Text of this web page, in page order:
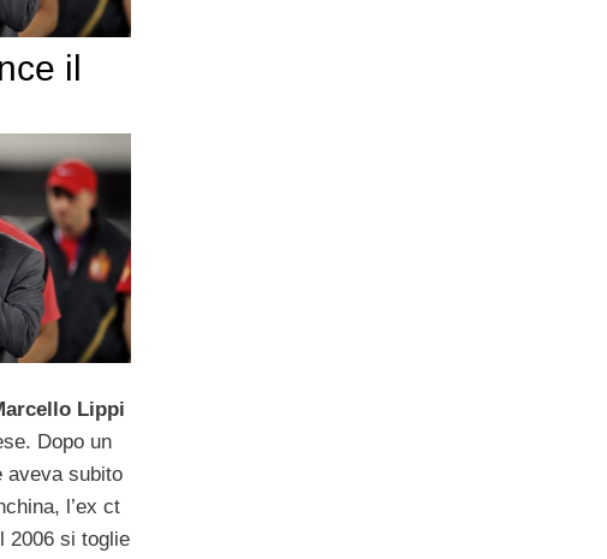
il
Lippi
Dopo un
aveva subito
l’ex ct
2006 si toglie